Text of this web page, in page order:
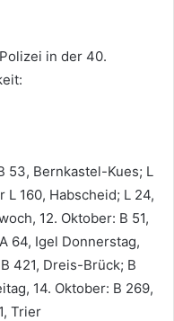
in der 40.
53, Bernkastel-Kues; L
L 160, Habscheid; L 24,
12. Oktober: B 51,
64, Igel Donnerstag,
421, Dreis-Brück; B
14. Oktober: B 269,
Trier